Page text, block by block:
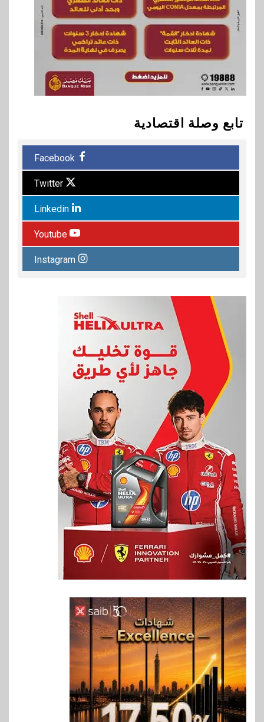
تابع وصلة اقتصادية
Facebook
Twitter
Linkedin
Youtube
Instagram
6
بنوك
بنك QNB مصر يعزز جاهزية
المشروعات الصغيرة والمتوسطة
للنمو والتوسع
7 اخبار